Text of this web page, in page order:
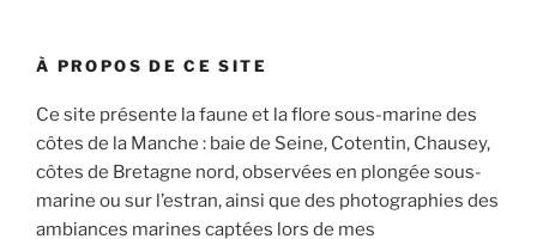
À PROPOS DE CE SITE
Ce site présente la faune et la flore sous-marine des
côtes de la Manche : baie de Seine, Cotentin, Chausey,
côtes de Bretagne nord, observées en plongée sous-
marine ou sur l’estran, ainsi que des photographies des
ambiances marines captées lors de mes